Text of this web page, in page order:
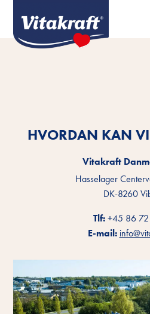
HVORDAN KAN
Vitakraft
Hasselager
DK-8260
Tlf:+45 86
E-mail: